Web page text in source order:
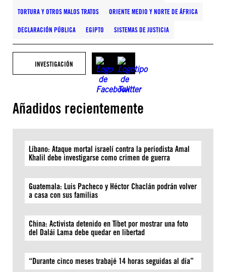
TORTURA Y OTROS MALOS TRATOS ORIENTE MEDIO Y NORTE DE ÁFRICA
DECLARACIÓN PÚBLICA EGIPTO SISTEMAS DE JUSTICIA
INVESTIGACIÓN
Añadidos recientemente
Líbano: Ataque mortal israelí contra la periodista Amal
Khalil debe investigarse como crimen de guerra
Guatemala: Luis Pacheco y Héctor Chaclán podrán volver
a casa con sus familias
China: Activista detenido en Tíbet por mostrar una foto
del Dalái Lama debe quedar en libertad
“Durante cinco meses trabajé 14 horas seguidas al día”